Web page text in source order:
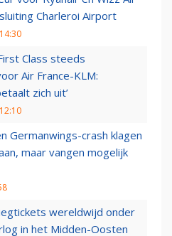
Charleroi Airport
Class steeds
Air France-KLM:
zich uit’
Germanwings-crash klagen
maar vangen mogelijk
wereldwijd onder
in het Midden-Oosten